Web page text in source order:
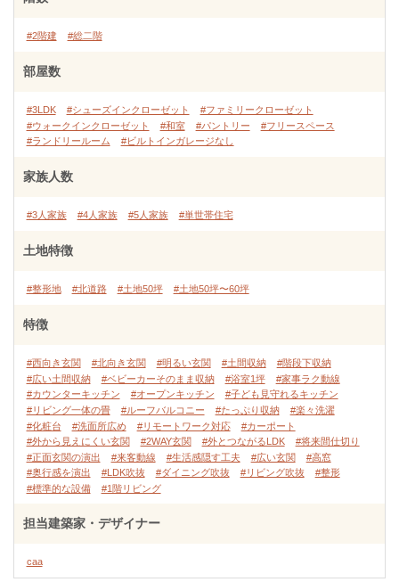
#2階建 #総二階
部屋数
#3LDK #シューズインクローゼット
#ファミリークローゼット
#ウォークインクローゼット
#和室 #パントリー
#フリースペース
#ランドリールーム
#ビルトインガレージなし
家族人数
#3人家族 #4人家族 #5人家族 #単世帯住宅
土地特徴
#整形地 #北道路 #土地50坪 #土地50坪〜60坪
特徴
#西向き玄関 #北向き玄関 #明るい玄関 #土間収納
#階段下収納
#広い土間収納
#ベビーカーそのまま収納 #浴室1坪
#家事ラク動線
#カウンターキッチン
#オープンキッチン
#子ども見守れるキッチン
#リビング一体の畳
#ルーフバルコニー #たっぷり収納
#楽々洗濯
#化粧台
#洗面所広め #リモートワーク対応
#カーポート
#外から見えにくい玄関
#2WAY玄関 #外とつながるLDK
#将来間仕切り
#正面玄関の演出
#来客動線 #生活感隠す工夫 #広い玄関
#高窓
#奥行感を演出
#LDK吹抜 #ダイニング吹抜 #リビング吹抜
#整形
#標準的な設備
#1階リビング
担当建築家・デザイナー
caa